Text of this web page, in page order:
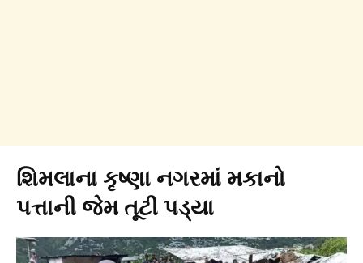
શિમલાના કૃષ્ણા નગરમાં મકાનો
પત્તાની જેમ તૂટી પડ્યા